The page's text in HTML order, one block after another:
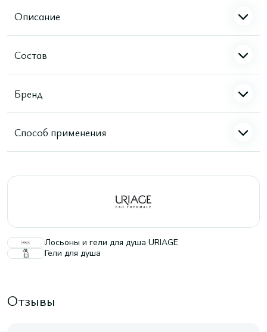
Описание
Состав
Бренд
Способ применения
Лосьоны и гели для душа URIAGE
Гели для душа
Отзывы